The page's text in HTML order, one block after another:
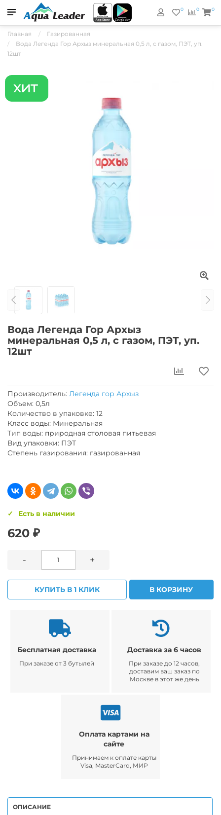
0
0 0
Главная
Газированная
Вода Легенда Гор Архыз минеральная 0,5 л, с газом, ПЭТ, уп.
12шт
Вода Легенда Гор Архыз
минеральная 0,5 л, с газом, ПЭТ, уп.
12шт
Производитель: Легенда гор Архыз
Объем: 0,5л
Количество в упаковке: 12
Класс воды: Минеральная
Тип воды: природная столовая питьевая
Вид упаковки: ПЭТ
Степень газирования: газированная
Есть в наличии
620 ₽
- +
КУПИТЬ В 1 КЛИК В КОРЗИНУ
Бесплатная доставка
При заказе от 3 бутылей
Доставка за 6 часов
При заказе до 12 часов,
доставим ваш заказ по
Москве в этот же день
Оплата картами на
сайте
Принимаем к оплате карты
Visa, MasterCard, МИР
ОПИСАНИЕ